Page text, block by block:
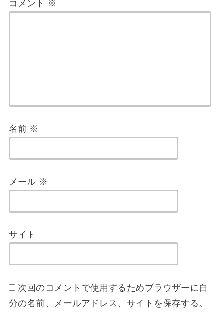
コメント ※
名前 ※
メール ※
サイト
次回のコメントで使用するためブラウザーに自
分の名前、メールアドレス、サイトを保存する。